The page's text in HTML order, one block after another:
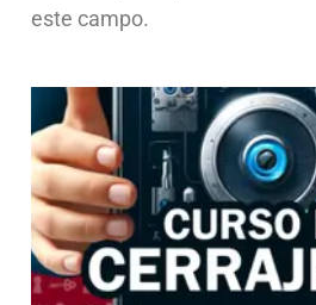
este campo.